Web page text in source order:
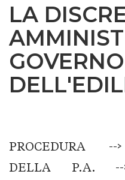
LA
GOVERNO
PROCEDURA --
DELLA P.A. --